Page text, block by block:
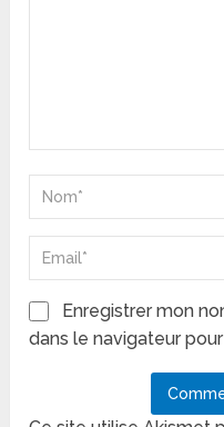
Enregistrer mon
dans le navigateur